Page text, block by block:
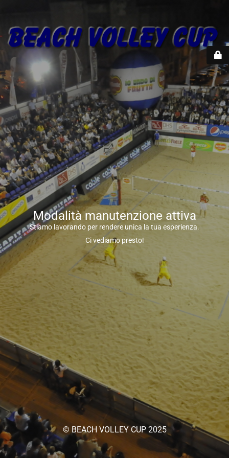
Modalità manutenzione attiva
Stiamo lavorando per rendere unica la tua esperienza.
Ci vediamo presto!
© BEACH VOLLEY CUP 2025